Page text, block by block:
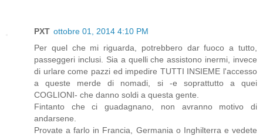
PXT ottobre 01, 2014 4:10 PM
Per quel che mi riguarda, potrebbero dar fuoco a tutto,
passeggeri inclusi. Sia a quelli che assistono inermi, invece
di urlare come pazzi ed impedire TUTTI INSIEME l'accesso
a queste merde di nomadi, si -e soprattutto a quei
COGLIONI- che danno soldi a questa gente.
Fintanto che ci guadagnano, non avranno motivo di
andarsene.
Provate a farlo in Francia, Germania o Inghilterra e vedete